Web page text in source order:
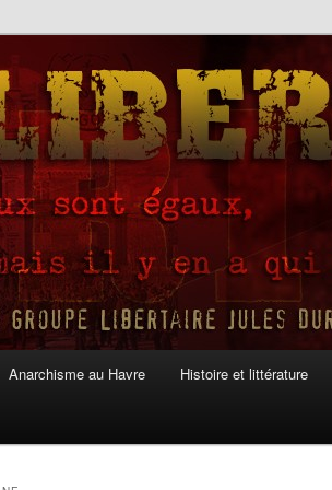
Anarchisme au Havre Histoire et littérature